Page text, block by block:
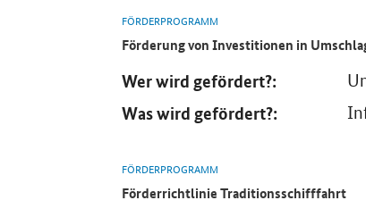
FÖRDERPROGRAMM
Förderung von Investitionen in
Wer wird gefördert?:
Was wird gefördert?:
FÖRDERPROGRAMM
Förderrichtlinie Traditionsschifffahrt